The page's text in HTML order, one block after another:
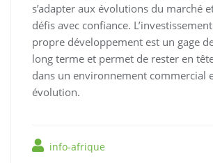
s’adapter aux évolutions du marché
défis avec confiance.
propre développement est un gage
long terme et permet de rester en
dans un environnement commercial
évolution.
info-afrique